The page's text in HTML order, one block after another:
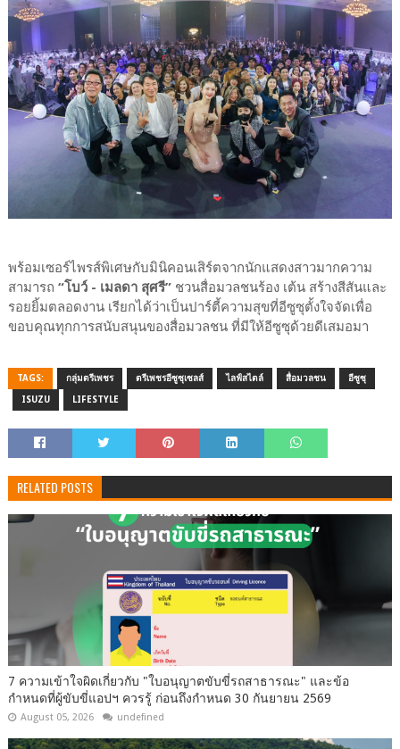
พร้อมเซอร์ไพรส์พิเศษกับมินิคอนเสิร์ตจากนักแสดงสาวมากความ
สามารถ “โบว์ - เมลดา สุศรี”ชวนสื่อมวลชนร้อง เต้น สร้างสีสันและ
รอยยิ้มตลอดงาน เรียกได้ว่าเป็นปาร์ตี้ความสุขที่อีซูซุตั้งใจจัดเพื่อ
ขอบคุณทุกการสนับสนุนของสื่อมวลชน ที่มีให้อีซูซุด้วยดีเสมอมา
TAGS: กลุ่มตรีเพชร ตรีเพชรอีซูซุเซลส์ ไลฟ์สไตล์ สื่อมวลชน อีซูซุ
ISUZU LIFESTYLE
RELATED POSTS
7 ความเข้าใจผิดเกี่ยวกับ "ใบอนุญาตขับขี่รถสาธารณะ" และข้อ
กำหนดที่ผู้ขับขี่แอปฯ ควรรู้ ก่อนถึงกำหนด 30 กันยายน 2569
August 05, 2026 undefined